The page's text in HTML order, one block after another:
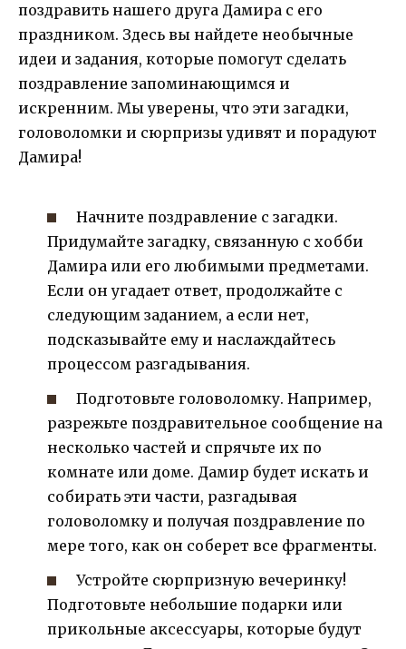
поздравить нашего друга Дамира с его
праздником. Здесь вы найдете необычные
идеи и задания, которые помогут сделать
поздравление запоминающимся и
искренним. Мы уверены, что эти загадки,
головоломки и сюрпризы удивят и порадуют
Дамира!
Начните поздравление с загадки.
Придумайте загадку, связанную с хобби
Дамира или его любимыми предметами.
Если он угадает ответ, продолжайте с
следующим заданием, а если нет,
подсказывайте ему и наслаждайтесь
процессом разгадывания.
Подготовьте головоломку. Например,
разрежьте поздравительное сообщение на
несколько частей и спрячьте их по
комнате или доме. Дамир будет искать и
собирать эти части, разгадывая
головоломку и получая поздравление по
мере того, как он соберет все фрагменты.
Устройте сюрпризную вечеринку!
Подготовьте небольшие подарки или
прикольные аксессуары, которые будут